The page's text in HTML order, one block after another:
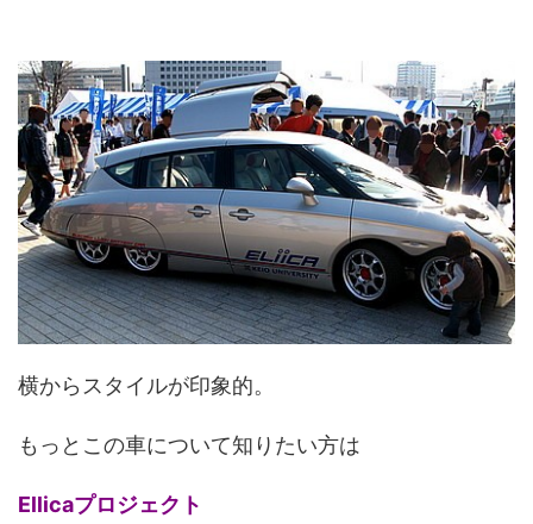
横からスタイルが印象的。
もっとこの車について知りたい方は
Ellicaプロジェクト